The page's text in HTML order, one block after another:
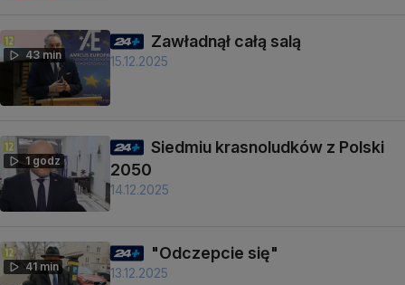
43 min
Zawładnął całą salą
15.12.2025
1 godz
Siedmiu krasnoludków z Polski
2050
14.12.2025
41 min
"Odczepcie się"
13.12.2025